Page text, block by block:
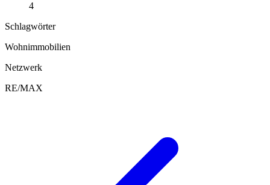
4
Schlagwörter
Wohnimmobilien
Netzwerk
RE/MAX